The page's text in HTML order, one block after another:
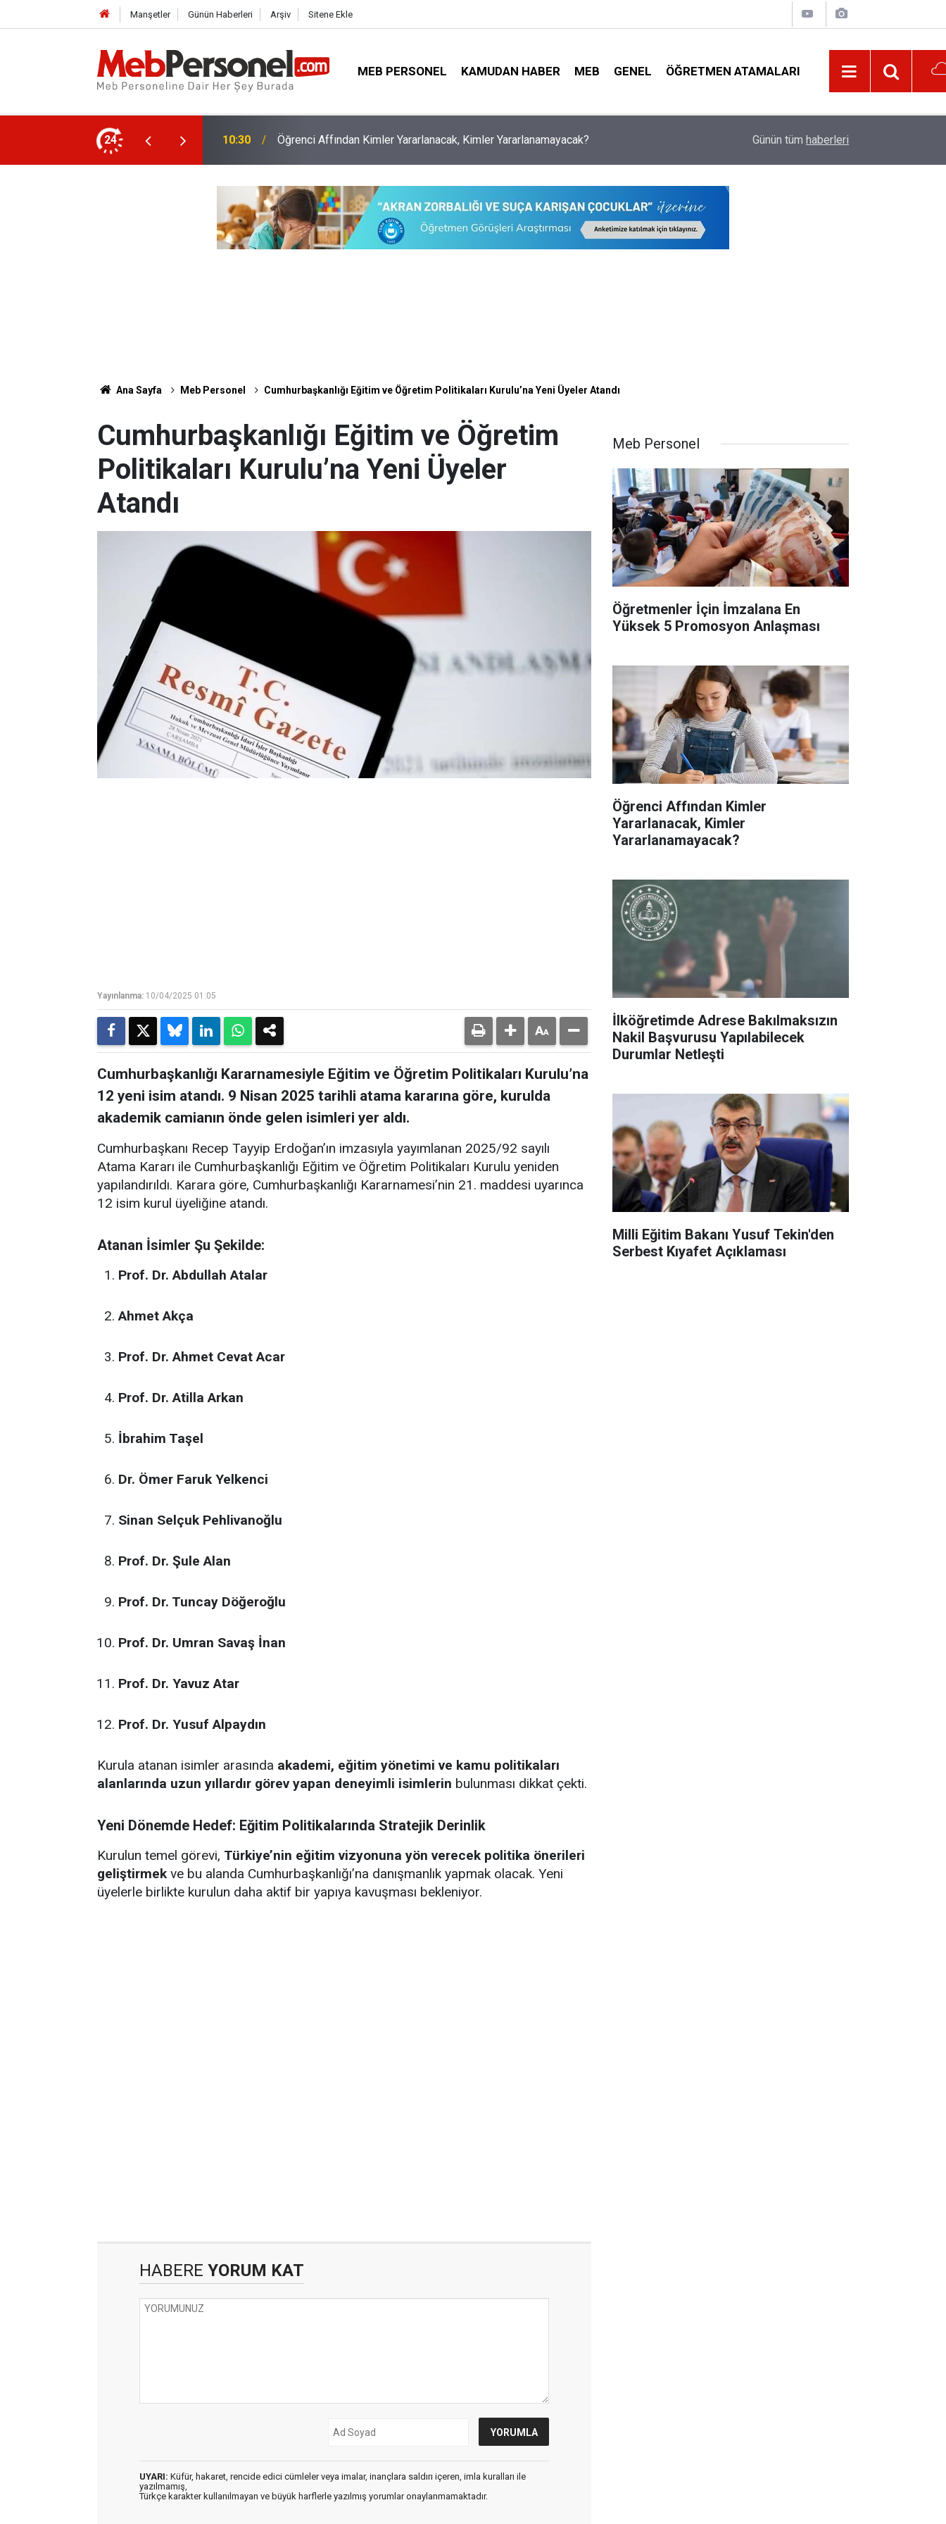
Manşetler Günün Haberleri Arşiv Sitene Ekle
MEB PERSONEL KAMUDAN HABER MEB GENEL ÖĞRETMEN ATAMALARI
24
Kimler Yararlanamayacak? 10:01
İlköğretimde Adrese Bakılmaksızın Nakil Başvurusu Yapılabilecek Durumlar
Netleşti
Milli Eğitim Bakanı Yusuf Tekin'den Serbest
Günün tüm haberleri
Ana Sayfa Meb Personel Cumhurbaşkanlığı Eğitim ve Öğretim Politikaları Kurulu’na Yeni Üyeler Atandı
Cumhurbaşkanlığı Eğitim ve Öğretim
Politikaları Kurulu’na Yeni Üyeler
Atandı
Yayınlanma: 10/04/2025 01:05
Cumhurbaşkanlığı Kararnamesiyle Eğitim ve Öğretim Politikaları Kurulu’na
12 yeni isim atandı. 9 Nisan 2025 tarihli atama kararına göre, kurulda
akademik camianın önde gelen isimleri yer aldı.
Cumhurbaşkanı Recep Tayyip Erdoğan’ın imzasıyla yayımlanan 2025/92 sayılı
Atama Kararı ile Cumhurbaşkanlığı Eğitim ve Öğretim Politikaları Kurulu yeniden
yapılandırıldı. Karara göre, Cumhurbaşkanlığı Kararnamesi’nin 21. maddesi uyarınca
12 isim kurul üyeliğine atandı.
Atanan İsimler Şu Şekilde:
Prof. Dr. Abdullah Atalar
Ahmet Akça
Prof. Dr. Ahmet Cevat Acar
Prof. Dr. Atilla Arkan
İbrahim Taşel
Dr. Ömer Faruk Yelkenci
Sinan Selçuk Pehlivanoğlu
Prof. Dr. Şule Alan
Prof. Dr. Tuncay Döğeroğlu
Prof. Dr. Umran Savaş İnan
Prof. Dr. Yavuz Atar
Prof. Dr. Yusuf Alpaydın
Kurula atanan isimler arasında akademi, eğitim yönetimi ve kamu politikaları
alanlarında uzun yıllardır görev yapan deneyimli isimlerin bulunması dikkat çekti.
Yeni Dönemde Hedef: Eğitim Politikalarında Stratejik Derinlik
Kurulun temel görevi, Türkiye’nin eğitim vizyonuna yön verecek politika önerileri
geliştirmekve bu alanda Cumhurbaşkanlığı’na danışmanlık yapmak olacak. Yeni
üyelerle birlikte kurulun daha aktif bir yapıya kavuşması bekleniyor.
HABERE YORUM KAT
UYARI: Küfür, hakaret, rencide edici cümleler veya imalar, inançlara saldırı içeren, imla kuralları ile
yazılmamış,
Türkçe karakter kullanılmayan ve büyük harflerle yazılmış yorumlar onaylanmamaktadır.
Meb Personel
Öğretmenler İçin İmzalana En
Yüksek 5 Promosyon Anlaşması
Öğrenci Affından Kimler
Yararlanacak, Kimler
Yararlanamayacak?
İlköğretimde Adrese Bakılmaksızın
Nakil Başvurusu Yapılabilecek
Durumlar Netleşti
Milli Eğitim Bakanı Yusuf Tekin'den
Serbest Kıyafet Açıklaması